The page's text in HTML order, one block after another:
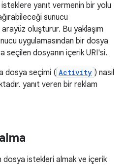
yanıt vermenin bir yolu
sunucu
oluşturur. Bu yaklaşım
uygulamasından bir dosya
seçilen dosyanın içerik URI'si.
dosya seçimi ( Activity ) nasıl
yanıt veren bir reklam
dosya istekleri almak ve içerik